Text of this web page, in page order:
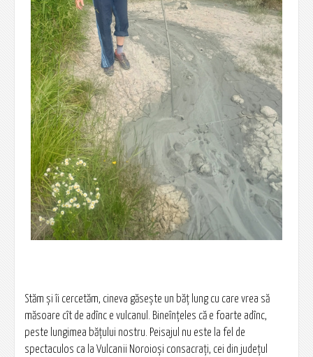
Stăm și îi cercetăm, cineva găsește un băț lung cu care vrea să
măsoare cît de adînc e vulcanul. Bineînțeles că e foarte adînc,
peste lungimea bățului nostru. Peisajul nu este la fel de
spectaculos ca la Vulcanii Noroioși consacrați, cei din județul